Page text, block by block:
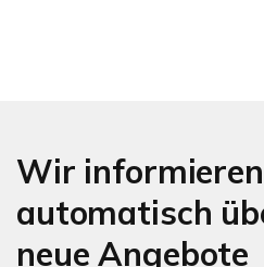
Wir
automatisch
neue Angebote